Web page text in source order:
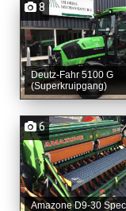
8
Deutz-Fahr 5100 G
(Superkruipgang)
6
Amazone D9-30